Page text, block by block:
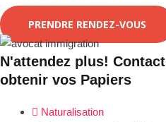
PRENDRE RENDEZ-VOUS
N'attendez plus!
obtenir vos Papiers
Naturalisation